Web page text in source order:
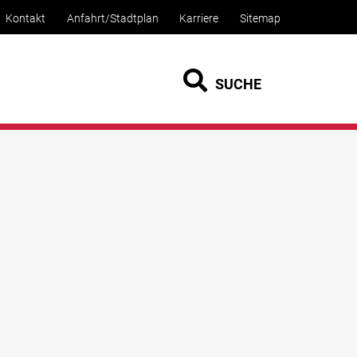
Kontakt Anfahrt/Stadtplan Karriere Sitemap
SUCHE